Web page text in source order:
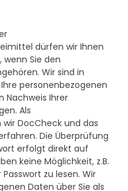
dürfen wir Ihnen
Sie den
Wir sind in
personenbezogenen
Nachweis Ihrer
Als
DocCheck und das
Die Überprüfung
erfolgt direkt auf
keine Möglichkeit, z.B.
zu lesen. Wir
Daten über Sie als